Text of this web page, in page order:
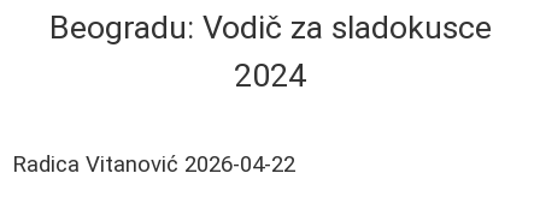
Beogradu: Vodič za sladokusce
2024
Radica Vitanović 2026-04-22